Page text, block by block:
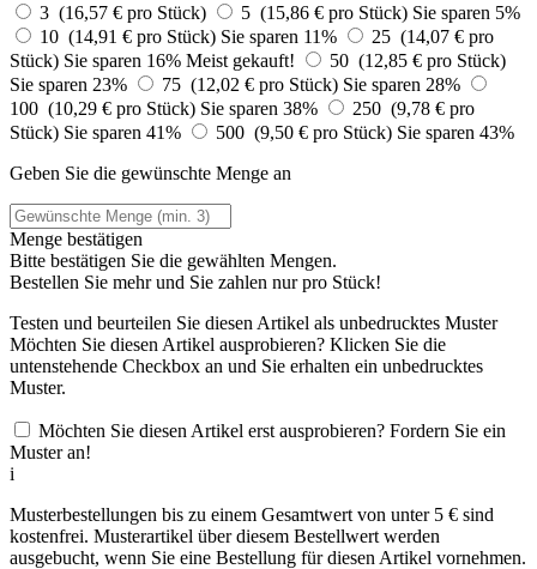
3 (16,57 € pro Stück)
5 (15,86 € pro Stück) Sie sparen 5%
10 (14,91 € pro Stück) Sie sparen 11%
25 (14,07 € pro
Stück) Sie sparen 16% Meist gekauft!
50 (12,85 € pro Stück)
Sie sparen 23%
75 (12,02 € pro Stück) Sie sparen 28%
100 (10,29 € pro Stück) Sie sparen 38%
250 (9,78 € pro
Stück) Sie sparen 41% 500 (9,50 € pro Stück) Sie sparen 43%
Geben Sie die gewünschte Menge an
Menge bestätigen
Bitte bestätigen Sie die gewählten Mengen.
Bestellen Sie mehr und Sie zahlen nurpro Stück!
Testen und beurteilen Sie diesen Artikel als unbedrucktes Muster
Möchten Sie diesen Artikel ausprobieren? Klicken Sie die
untenstehende Checkbox an und Sie erhalten ein unbedrucktes
Muster.
Möchten Sie diesen Artikel erst ausprobieren? Fordern Sie ein
Muster an!
i
Musterbestellungen bis zu einem Gesamtwert von unter 5 € sind
kostenfrei. Musterartikel über diesem Bestellwert werden
ausgebucht, wenn Sie eine Bestellung für diesen Artikel vornehmen.